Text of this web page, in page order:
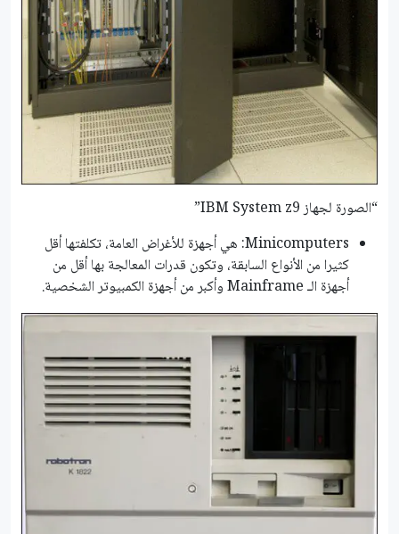
“الصورة لجهاز IBM System z9”
Minicomputers: هي أجهزة للأغراض العامة، تكلفتها أقل
كثيرا من الأنواع السابقة، وتكون قدرات المعالجة بها أقل من
أجهزة الـ Mainframe وأكبر من أجهزة الكمبيوتر الشخصية.